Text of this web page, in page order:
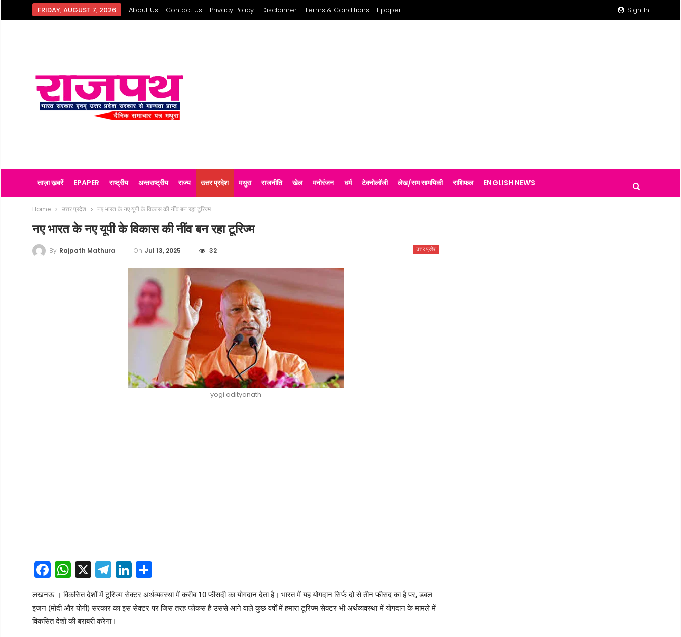
Sign In
FRIDAY, AUGUST 7, 2026 About Us Contact Us Privacy Policy Disclaimer Terms & Conditions Epaper
ताज़ा ख़बरें EPAPER राष्ट्रीय अन्तराष्ट्रीय राज्य उत्तर प्रदेश मथुरा राजनीति खेल मनोरंजन धर्म टेक्नोलॉजी लेख/सम सामयिकी राशिफल ENGLISH NEWS
Home उत्तर प्रदेश नए भारत के नए यूपी के विकास की नींव बन रहा टूरिज्म
नए भारत के नए यूपी के विकास की नींव बन रहा टूरिज्म
उत्तर प्रदेश
By Rajpath Mathura On Jul 13, 2025 32
yogi adityanath
Facebook
WhatsApp
X Telegram
LinkedIn
Share
लखनऊ । विकसित देशों में टूरिज्म सेक्टर अर्थव्यवस्था में करीब 10 फीसदी का योगदान देता है। भारत में यह योगदान सिर्फ दो से तीन फीसद का है पर, डबल
इंजन (मोदी और योगी) सरकार का इस सेक्टर पर जिस तरह फोकस है उससे आने वाले कुछ वर्षों में हमारा टूरिज्म सेक्टर भी अर्थव्यवस्था में योगदान के मामले में
विकसित देशों की बराबरी करेगा।